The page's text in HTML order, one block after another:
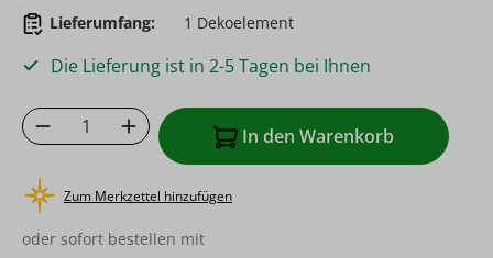
Lieferumfang:
1 Dekoelement
Die Lieferung ist in 2-5 Tagen bei Ihnen
Produkt Anzahl: Gib den gewünschten
In den Warenkorb
Zum Merkzettel hinzufügen
oder sofort bestellen mit